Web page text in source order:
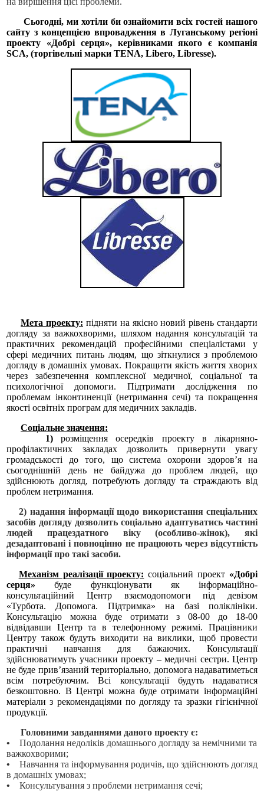
Сьогодні, ми хотіли би ознайомити всіх гостей нашого
сайту з концепцією впровадження в Луганському регіоні
проекту «Добрі серця», керівниками якого є компанія
SCA, (торгівельні марки TENA, Libero, Libresse).
Мета проекту: підняти на якісно новий рівень стандарти
догляду за важкохворими, шляхом надання консультацій та
практичних рекомендацій професійними спеціалістами у
сфері медичних питань людям, що зіткнулися з проблемою
догляду в домашніх умовах. Покращити якість життя хворих
через забезпечення комплексної медичної, соціальної та
психологічної допомоги. Підтримати дослідження по
проблемам інконтиненції (нетримання сечі) та покращення
якості освітніх програм для медичних закладів.
Соціальне значення:
1) розміщення осередків проекту в лікарняно-
профілактичних закладах дозволить привернути увагу
громадськості до того, що система охорони здоров’я на
сьогоднішній день не байдужа до проблем людей, що
здійснюють догляд, потребують догляду та страждають від
проблем нетримання.
2) надання інформації щодо використання спеціальних
засобів догляду дозволить соціально адаптуватись частині
людей працездатного віку (особливо-жінок), які
дезадаптовані і повноцінно не працюють через відсутність
інформації про такі засоби.
Механізм реалізації проекту: соціальний проект «Добрі
серця» буде функціонувати як інформаційно-
консультаційний Центр взаємодопомоги під девізом
«Турбота. Допомога. Підтримка» на базі поліклініки.
Консультацію можна буде отримати з 08-00 до 18-00
відвідавши Центр та в телефонному режимі. Працівники
Центру також будуть виходити на виклики, щоб провести
практичні навчання для бажаючих. Консультації
здійснюватимуть учасники проекту – медичні сестри. Центр
не буде прив’язаний територіально, допомога надаватиметься
всім потребуючим. Всі консультації будуть надаватися
безкоштовно. В Центрі можна буде отримати інформаційні
матеріали з рекомендаціями по догляду та зразки гігієнічної
продукції.
Головними завданнями даного проекту є:
• Подолання недоліків домашнього догляду за немічними та
важкохворими;
•
Навчання та інформування родичів, що здійснюють догляд
в домашніх умовах;
•
Консультування з проблеми нетримання сечі;